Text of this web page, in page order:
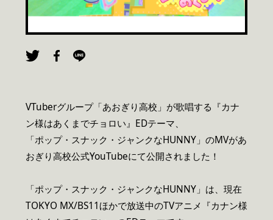
VTuberグループ「あおぎり高校」が歌唱する『カナ
ン様はあくまでチョロい』EDテーマ、
「ポップ・スナック・ジャンクなHUNNY」のMVがあ
おぎり高校公式YouTubeにて公開されました！
「ポップ・スナック・ジャンクなHUNNY」は、現在
TOKYO MX/BS11ほかで放送中のTVアニメ『カナン様